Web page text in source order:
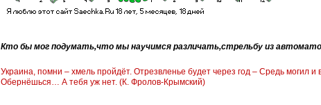
Кто бы мог подумать,что мы научимся различать,стрельбу из
Украина, помни – хмель пройдёт. Отрезвленье будет через год – Средь
Обернёшься… А тебя уж нет. (К. Фролов-Крымский)